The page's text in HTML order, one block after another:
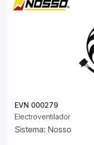
EVN 000279
Electroventilador
Sistema: Nosso